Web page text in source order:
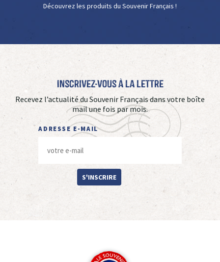
Découvrez les produits du Souvenir Français !
Inscrivez-vous à La Lettre
Recevez l’actualité du Souvenir Français dans votre boîte
mail une fois par mois.
ADRESSE E-MAIL
S'INSCRIRE